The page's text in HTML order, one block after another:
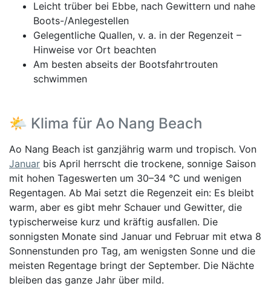
Leicht trüber bei Ebbe, nach Gewittern und nahe
Boots-/Anlegestellen
Gelegentliche Quallen, v. a. in der Regenzeit –
Hinweise vor Ort beachten
Am besten abseits der Bootsfahrtrouten
schwimmen
🌤️ Klima für Ao Nang Beach
Ao Nang Beach ist ganzjährig warm und tropisch. Von
Januar bis April herrscht die trockene, sonnige Saison
mit hohen Tageswerten um 30–34 °C und wenigen
Regentagen. Ab Mai setzt die Regenzeit ein: Es bleibt
warm, aber es gibt mehr Schauer und Gewitter, die
typischerweise kurz und kräftig ausfallen. Die
sonnigsten Monate sind Januar und Februar mit etwa 8
Sonnenstunden pro Tag, am wenigsten Sonne und die
meisten Regentage bringt der September. Die Nächte
bleiben das ganze Jahr über mild.